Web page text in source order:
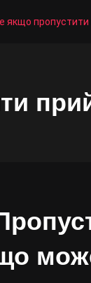
якщо пропустити